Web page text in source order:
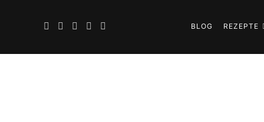
BLOG REZEPTE